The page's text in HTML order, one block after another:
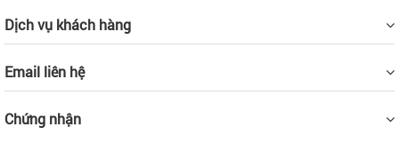
Dịch vụ khách hàng
Email liên hệ
Chứng nhận